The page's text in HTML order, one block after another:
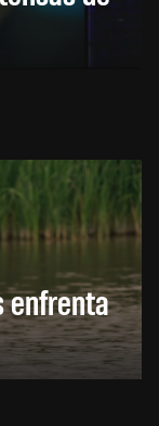
enfrenta